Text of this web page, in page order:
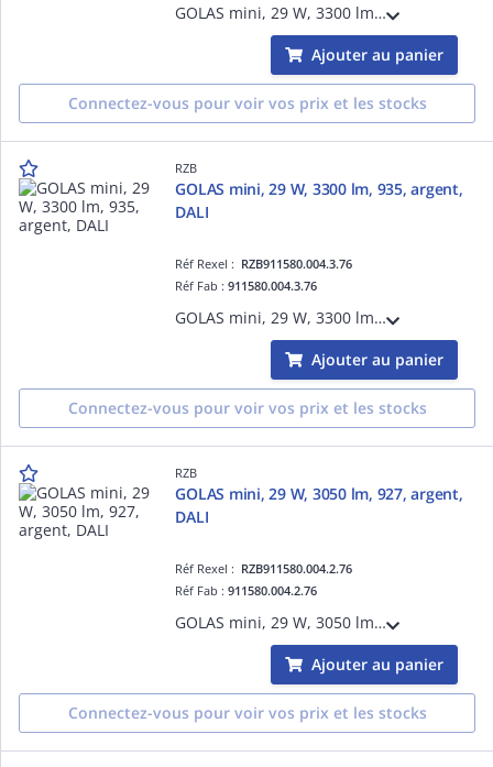
GOLAS mini, 29 W, 3300 lm, 935, noir, DALI, Projecteurs à encastrer, D 143 H 3 HEL 115, 72°
Ajouter au panier
Connectez-vous pour voir vos prix et les stocks
RZB
GOLAS mini, 29 W, 3300 lm, 935, argent,
DALI
Réf Rexel : RZB911580.004.3.76
Réf Fab :911580.004.3.76
GOLAS mini, 29 W, 3300 lm, 935, argent, DALI, Projecteurs à encastrer, D 143 H 3 HEL 115, 72°
Ajouter au panier
Connectez-vous pour voir vos prix et les stocks
RZB
GOLAS mini, 29 W, 3050 lm, 927, argent,
DALI
Réf Rexel : RZB911580.004.2.76
Réf Fab :911580.004.2.76
GOLAS mini, 29 W, 3050 lm, 927, argent, DALI, Projecteurs à encastrer, D 143 H 3 HEL 115, 72°
Ajouter au panier
Connectez-vous pour voir vos prix et les stocks